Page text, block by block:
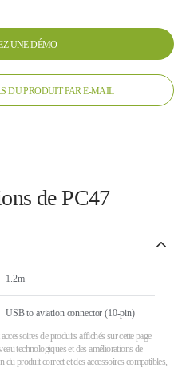
UNE DÉMO
DU PRODUIT PAR E-MAIL
de PC47
1.2m
USB to aviation connector (10-pin)
de produits affichés sur cette page
technologiques et des améliorations de
produit correct et des accessoires compatibles,